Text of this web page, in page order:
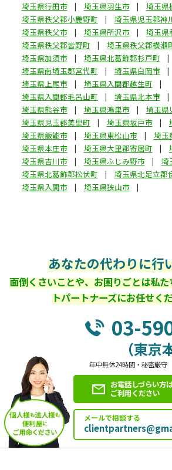
埼玉県行田市
埼玉県羽生市
埼玉県
埼玉県秩父郡小鹿野町
埼玉県児玉郡神
埼玉県秩父市
埼玉県所沢市
埼玉県
埼玉県秩父郡皆野町
埼玉県秩父郡横瀬
埼玉県加須市
埼玉県北葛飾郡杉戸町
埼玉県南埼玉郡宮代町
埼玉県白岡市
埼玉県上尾市
埼玉県入間郡越生町
埼玉県入間郡毛呂山町
埼玉県北本市
埼玉県熊谷市
埼玉県鴻巣市
埼玉県
埼玉県児玉郡美里町
埼玉県坂戸市
埼玉県飯能市
埼玉県東松山市
埼玉
埼玉県本庄市
埼玉県大里郡寄居町
埼玉県吉川市
埼玉県ふじみ野市
埼
埼玉県北葛飾郡松伏町
埼玉県北足立郡
埼玉県入間市
埼玉県狭山市
あなたの代わりに行
面倒くさいことや、お困りごとは私
トパートナーズにお任せく
03-
（東京
年中無休24時間・秘密厳
お電話しづらい方
ご利用ください
メールで相談する